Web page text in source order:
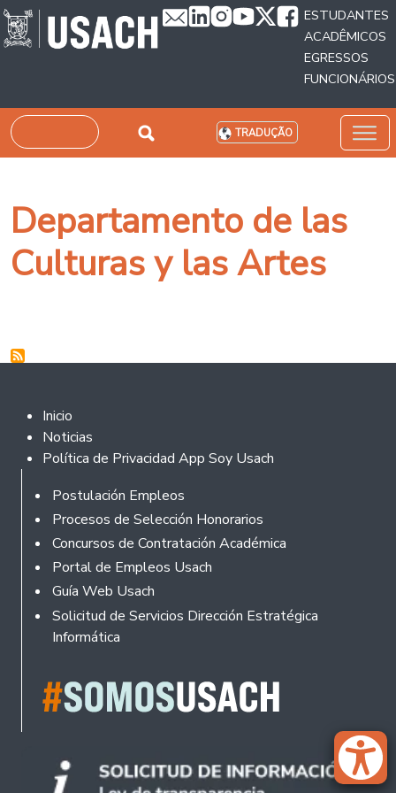
Passar para o conteúdo principal
ESTUDANTES
ACADÊMICOS
EGRESSOS
FUNCIONÁRIOS
Pesquisar TRADUÇÃO
Departamento de las
Culturas y las Artes
Footer 2
Inicio
Noticias
Política de Privacidad App Soy Usach
Rodapé
Postulación Empleos
Procesos de Selección Honorarios
Concursos de Contratación Académica
Portal de Empleos Usach
Guía Web Usach
Solicitud de Servicios Dirección Estratégica
Informática